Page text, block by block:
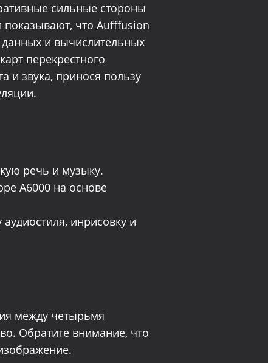
сильные стороны
что Aufffusion
и вычислительных
перекрестного
и звука, принося пользу
речь и музыку.
A6000 на основе
инрисовку и
между четырьмя
Обратите внимание, что